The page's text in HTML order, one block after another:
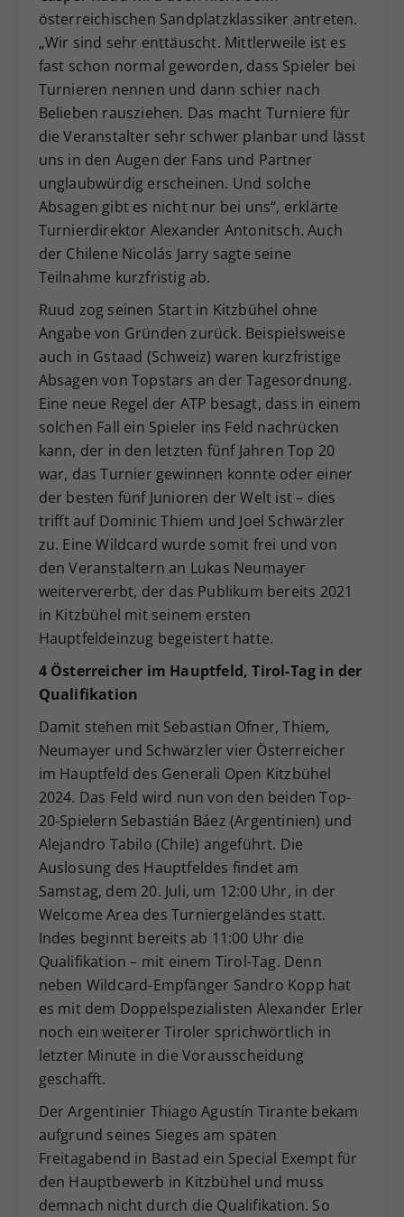
österreichischen Sandplatzklassiker antreten.
„Wir sind sehr enttäuscht. Mittlerweile ist es
fast schon normal geworden, dass Spieler bei
Turnieren nennen und dann schier nach
Belieben rausziehen. Das macht Turniere für
die Veranstalter sehr schwer planbar und lässt
uns in den Augen der Fans und Partner
unglaubwürdig erscheinen. Und solche
Absagen gibt es nicht nur bei uns“, erklärte
Turnierdirektor Alexander Antonitsch. Auch
der Chilene Nicolás Jarry sagte seine
Teilnahme kurzfristig ab.
Ruud zog seinen Start in Kitzbühel ohne
Angabe von Gründen zurück. Beispielsweise
auch in Gstaad (Schweiz) waren kurzfristige
Absagen von Topstars an der Tagesordnung.
Eine neue Regel der ATP besagt, dass in einem
solchen Fall ein Spieler ins Feld nachrücken
kann, der in den letzten fünf Jahren Top 20
war, das Turnier gewinnen konnte oder einer
der besten fünf Junioren der Welt ist – dies
trifft auf Dominic Thiem und Joel Schwärzler
zu. Eine Wildcard wurde somit frei und von
den Veranstaltern an Lukas Neumayer
weitervererbt, der das Publikum bereits 2021
in Kitzbühel mit seinem ersten
Hauptfeldeinzug begeistert hatte.
4 Österreicher im Hauptfeld, Tirol-Tag in der
Qualifikation
Damit stehen mit Sebastian Ofner, Thiem,
Neumayer und Schwärzler vier Österreicher
im Hauptfeld des Generali Open Kitzbühel
2024. Das Feld wird nun von den beiden Top-
20-Spielern Sebastián Báez (Argentinien) und
Alejandro Tabilo (Chile) angeführt. Die
Auslosung des Hauptfeldes findet am
Samstag, dem 20. Juli, um 12:00 Uhr, in der
Welcome Area des Turniergeländes statt.
Indes beginnt bereits ab 11:00 Uhr die
Qualifikation – mit einem Tirol-Tag. Denn
neben Wildcard-Empfänger Sandro Kopp hat
es mit dem Doppelspezialisten Alexander Erler
noch ein weiterer Tiroler sprichwörtlich in
letzter Minute in die Vorausscheidung
geschafft.
Der Argentinier Thiago Agustín Tirante bekam
aufgrund seines Sieges am späten
Freitagabend in Bastad ein Special Exempt für
den Hauptbewerb in Kitzbühel und muss
demnach nicht durch die Qualifikation. So
Zweck
Dieser Wert speichert Ihre Consent-
Einstellungen. Unter anderem eine
zufällig generierte ID, für die
historische Speicherung Ihrer
Webseiten-Betreiber dies eingestellt
hat.